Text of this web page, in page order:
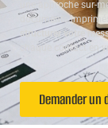
une approche sur-
documents
structurer votre
chaque contact en
Demander un